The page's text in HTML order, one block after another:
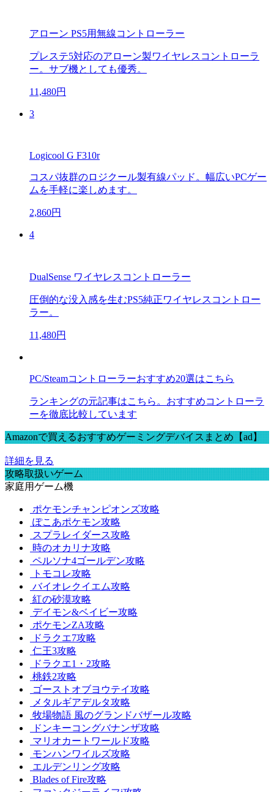
アローン PS5用無線コントローラー
プレステ5対応のアローン製ワイヤレスコントローラ
ー。サブ機としても優秀。
11,480円
3
Logicool G F310r
コスパ抜群のロジクール製有線パッド。幅広いPCゲー
ムを手軽に楽しめます。
2,860円
4
DualSense ワイヤレスコントローラー
圧倒的な没入感を生むPS5純正ワイヤレスコントロー
ラー。
11,480円
PC/Steamコントローラーおすすめ20選はこちら
ランキングの元記事はこちら。おすすめコントローラ
ーを徹底比較しています
Amazonで買えるおすすめゲーミングデバイスまとめ【ad】
詳細を見る
攻略取扱いゲーム
家庭用ゲーム機
ポケモンチャンピオンズ攻略
ぽこあポケモン攻略
スプラレイダース攻略
時のオカリナ攻略
ペルソナ4ゴールデン攻略
トモコレ攻略
バイオレクイエム攻略
紅の砂漠攻略
デイモン&ベイビー攻略
ポケモンZA攻略
ドラクエ7攻略
仁王3攻略
ドラクエ1・2攻略
桃鉄2攻略
ゴーストオブヨウテイ攻略
メタルギアデルタ攻略
牧場物語 風のグランドバザール攻略
ドンキーコングバナンザ攻略
マリオカートワールド攻略
モンハンワイルズ攻略
エルデンリング攻略
Blades of Fire攻略